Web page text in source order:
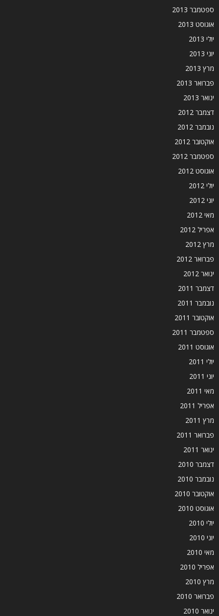
ספטמבר 2013
אוגוסט 2013
יולי 2013
יוני 2013
מרץ 2013
פברואר 2013
ינואר 2013
דצמבר 2012
נובמבר 2012
אוקטובר 2012
ספטמבר 2012
אוגוסט 2012
יולי 2012
יוני 2012
מאי 2012
אפריל 2012
מרץ 2012
פברואר 2012
ינואר 2012
דצמבר 2011
נובמבר 2011
אוקטובר 2011
ספטמבר 2011
אוגוסט 2011
יולי 2011
יוני 2011
מאי 2011
אפריל 2011
מרץ 2011
פברואר 2011
ינואר 2011
דצמבר 2010
נובמבר 2010
אוקטובר 2010
אוגוסט 2010
יולי 2010
יוני 2010
מאי 2010
אפריל 2010
מרץ 2010
פברואר 2010
ינואר 2010